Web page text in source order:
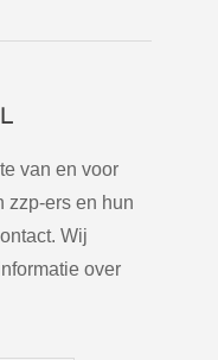
van en voor
zzp-ers en hun
Wij
over